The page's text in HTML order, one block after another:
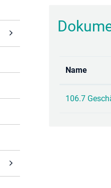
Name
106.7